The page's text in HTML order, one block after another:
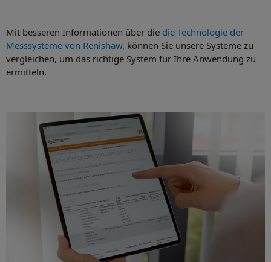
Mit besseren Informationen über die die Technologie der
Messsysteme von Renishaw, können Sie unsere Systeme zu
vergleichen, um das richtige System für Ihre Anwendung zu
ermitteln.